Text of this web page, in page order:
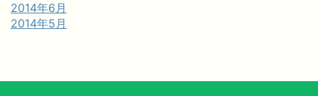
2014年6月
2014年5月